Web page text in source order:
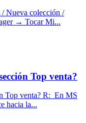
/ Nueva colección /
→ Tocar Mi...
Top venta?
Top venta? R: En MS
hacia la...